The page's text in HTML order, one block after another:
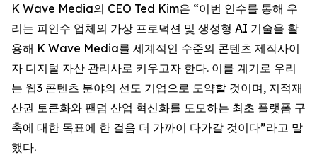
K Wave Media의 CEO Ted Kim은 “이번 인수를 통해 우
리는 피인수 업체의 가상 프로덕션 및 생성형 AI 기술을 활
용해 K Wave Media를 세계적인 수준의 콘텐츠 제작사이
자 디지털 자산 관리사로 키우고자 한다. 이를 계기로 우리
는 웹3 콘텐츠 분야의 선도 기업으로 도약할 것이며, 지적재
산권 토큰화와 팬덤 산업 혁신화를 도모하는 최초 플랫폼 구
축에 대한 목표에 한 걸음 더 가까이 다가갈 것이다”라고 말
했다.